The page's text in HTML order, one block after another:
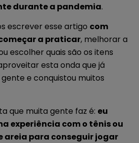
durante a pandemia.
escrever esse artigo com
a praticar, melhorar a
escolher quais são os itens
esta onda que já
e conquistou muitos
que muita gente faz é: eu
experiência com o tênis ou
areia para conseguir jogar